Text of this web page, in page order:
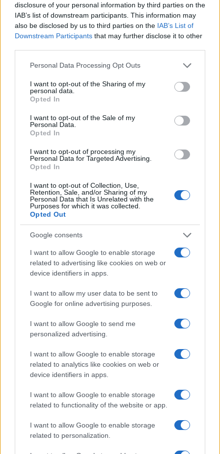
disclosure of your personal information by third parties on the
IAB’s list of downstream participants. This information may
also be disclosed by us to third parties on the IAB’s List of
Downstream Participants that may further disclose it to other
Please note that this website/app uses one or more Google
not limited to your visit or usage behaviour. You may click to
grant or deny consent to Google and its third-party tags to
use your data for below specified purposes in below Google
consent section.
Personal Data Processing Opt Outs
I want to opt-out of the Sharing of my
personal data.
Opted In
I want to opt-out of the Sale of my
Personal Data.
Opted In
I want to opt-out of processing my
Personal Data for Targeted Advertising.
Opted In
I want to opt-out of Collection, Use,
Retention, Sale, and/or Sharing of my
Personal Data that Is Unrelated with the
Purposes for which it was collected.
Opted Out
Google consents
I want to allow Google to enable storage
related to advertising like cookies on web or
device identifiers in apps.
I want to allow my user data to be sent to
Google for online advertising purposes.
I want to allow Google to send me
personalized advertising.
I want to allow Google to enable storage
related to analytics like cookies on web or
device identifiers in apps.
I want to allow Google to enable storage
related to functionality of the website or app.
I want to allow Google to enable storage
related to personalization.
alina puscas antena 1
cosmin selesi
cosmin selesi stand up
tcdu te cunosc de undeva
Următorul articol